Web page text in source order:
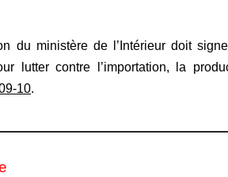
du ministère de l’Intérieur doit
lutter contre l’importation, la
10.